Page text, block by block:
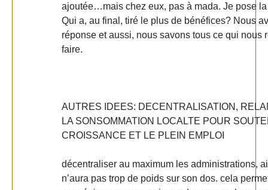
ajoutée…mais chez eux, pas à mada. Je pose
Qui a, au final, tiré le plus de bénéfices? Nous
réponse et aussi, nous savons tous ce qui nous
faire.
AUTRES IDEES: DECENTRALISATION,
LA SONSOMMATION LOCALTE POUR
CROISSANCE ET LE PLEIN EMPLOI
décentraliser au maximum les administrations,
n’aura pas trop de poids sur son dos. cela